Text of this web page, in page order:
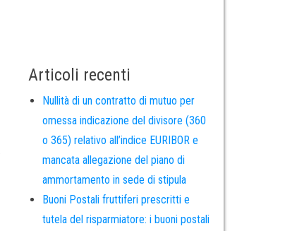
Articoli recenti
Nullità di un contratto di mutuo per
omessa indicazione del divisore (360
o 365) relativo all’indice EURIBOR e
mancata allegazione del piano di
ammortamento in sede di stipula
Buoni Postali fruttiferi prescritti e
tutela del risparmiatore: i buoni postali